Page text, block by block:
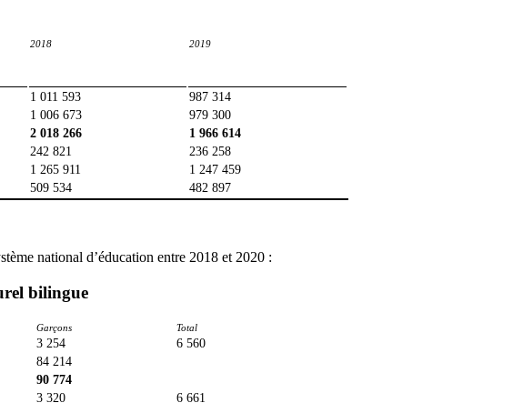
2018 2019
1 011 593
987 314
1 006 673
979 300
2 018 266
1 966 614
242 821
236 258
1 265 911
1 247 459
509 534 482 897
national d’éducation entre 2018 et 2020 :
bilingue
Garçons Total
3 254
6 560
84 214
90 774
3 320
6 661